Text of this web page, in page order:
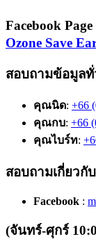
Facebook Page
Ozone Save
สอบถามข้อมูล
คุณนิด: +66
คุณกบ: +66
คุณไบร์ท:
สอบถามเกี่ยวกั
Facebook :
(จันทร์-ศุกร์